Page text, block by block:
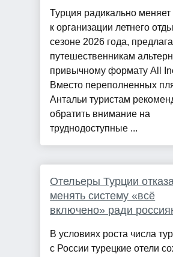
Турция радикально меняет
к организации летнего
сезоне 2026 года,
путешественникам
привычному формату All
Вместо переполненных
Антальи туристам
обратить внимание на
труднодоступные ...
Отельеры Турции
менять систему «всё
включено» ради
В условиях роста числа
с России турецкие отели